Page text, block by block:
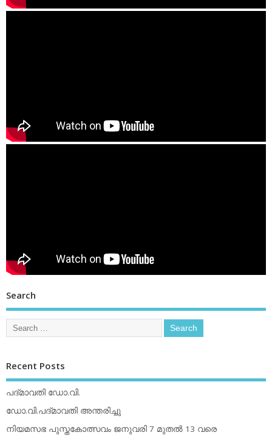
Search
Recent Posts
പദ്മാവതി ഡോ.വി.
ഡോ.വി.പദ്മാവതി അന്തരിച്ചു
നിയമസഭ പുസ്തകോത്സവം ജനുവരി 7 മുതല്‍ 13 വരെ